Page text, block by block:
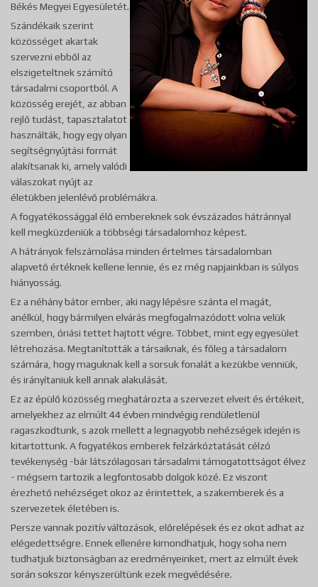
Békés Megyei Egyesületét.
Szándékaik szerint
közösséget akartak
szervezni ebből az
elszigeteltnek számító
társadalmi csoportból. A
közösség erejét, az abban
rejlő tudást, tapasztalatot
használták, hogy egy olyan
segítségnyújtási formát
alakítsanak ki, amely valódi
válaszokat nyújt az
életükben jelenlévő problémákra.
A fogyatékossággal élő embereknek sok évszázados hátránnyal
kell megküzdeniük a többségi társadalomhoz képest.
A hátrányok felszámolása minden értelmes társadalomban
alapvető értéknek kellene lennie, és ez még napjainkban is súlyos
hiányosság.
Ez a néhány bátor ember, aki nagy lépésre szánta el magát,
anélkül, hogy bármilyen elvárás megfogalmazódott volna velük
szemben, óriási tettet hajtott végre. Többet, mint egy egyesület
létrehozása. Megtanították a társaiknak, és főleg a társadalom
számára, hogy maguknak kell a sorsuk fonalát a kezükbe venniük,
és irányítaniuk kell annak alakulását.
Ez az épülő közösség meghatározta a szervezet elveit és értékeit,
amelyekhez az elmúlt 44 évben mindvégig rendületlenül
ragaszkodtunk, s azok mellett a legnagyobb nehézségek idején is
kitartottunk. A fogyatékos emberek felzárkóztatását célzó
tevékenység -bár látszólagosan társadalmi támogatottságot élvez
- mégsem tartozik a legfontosabb dolgok közé. Ez viszont
érezhető nehézséget okoz az érintettek, a szakemberek és a
szervezetek életében is.
Persze vannak pozitív változások, előrelépések és ez okot adhat az
elégedettségre. Ennek ellenére kimondhatjuk, hogy soha nem
tudhatjuk biztonságban az eredményeinket, mert az elmúlt évek
során sokszor kényszerültünk ezek megvédésére.